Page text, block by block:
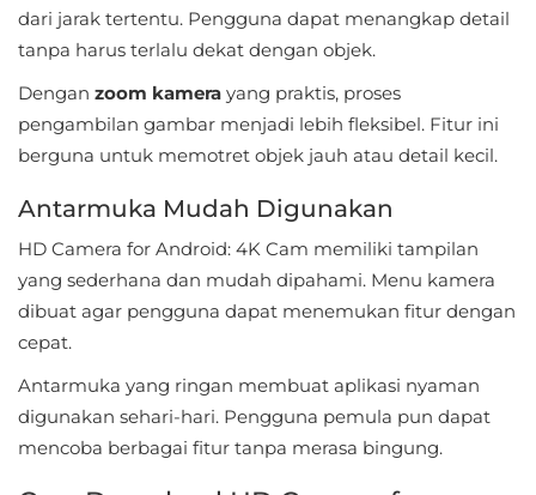
Personalization
Photography
Productivity
Shopping
Social
Sport
Tools
dari jarak tertentu. Pengguna dapat menangkap detail
tanpa harus terlalu dekat dengan objek.
Dengan zoom kamera yang praktis, proses
pengambilan gambar menjadi lebih fleksibel. Fitur ini
berguna untuk memotret objek jauh atau detail kecil.
Antarmuka Mudah Digunakan
HD Camera for Android: 4K Cam memiliki tampilan
yang sederhana dan mudah dipahami. Menu kamera
dibuat agar pengguna dapat menemukan fitur dengan
cepat.
Antarmuka yang ringan membuat aplikasi nyaman
digunakan sehari-hari. Pengguna pemula pun dapat
mencoba berbagai fitur tanpa merasa bingung.